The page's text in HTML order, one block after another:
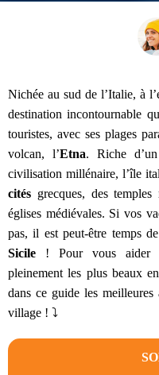
Nichée au sud de l’Italie, à
destination incontournable
touristes, avec ses plages
volcan, l’Etna. Riche
civilisation millénaire, l’île
cités grecques, des
églises médiévales. Si vos
pas, il est peut-être temps
Sicile ! Pour vous aider
pleinement les plus beaux
dans ce guide les meilleures
village ! ⤵️